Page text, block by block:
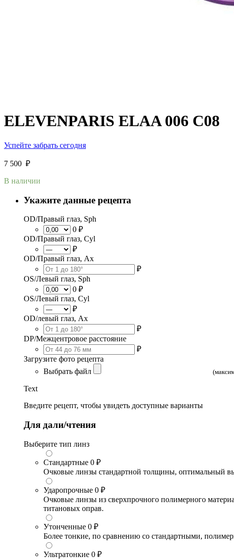
ELEVENPARIS ELAA 006 C08
Успейте забрать сегодня
7 500 ₽
В наличии
Укажите данные рецепта
OD/Правый глаз, Sph
0 ₽
OD/Правый глаз, Cyl
₽
OD/Правый глаз, Ax
₽
OS/Левый глаз, Sph
0 ₽
OS/Левый глаз, Cyl
₽
OD/левый глаз, Ax
₽
DP/Межцентровое расстояние
₽
Загрузите фото рецепта
Выбрать файл
Text
Введите рецепт, чтобы увидеть доступные варианты
Для дали/чтения
Выберите тип линз
Стандартные 0 ₽
Очковые линзы стандартной толщины, оптимальный
Ударопрочные 0 ₽
Очковые линзы из сверхпрочного полимерного
титановых оправ.
Утонченные 0 ₽
Более тонкие, по сравнению со стандартными,
Ультратонкие 0 ₽